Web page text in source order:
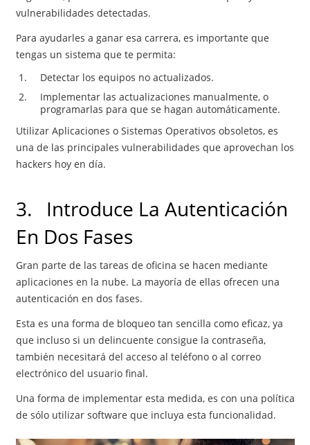
vulnerabilidades detectadas.
Para ayudarles a ganar esa carrera, es importante que
tengas un sistema que te permita:
Detectar los equipos no actualizados.
Implementar las actualizaciones manualmente, o
programarlas para que se hagan automáticamente.
Utilizar Aplicaciones o Sistemas Operativos obsoletos, es
una de las principales vulnerabilidades que aprovechan los
hackers hoy en día.
3. Introduce La Autenticación
En Dos Fases
Gran parte de las tareas de oficina se hacen mediante
aplicaciones en la nube. La mayoría de ellas ofrecen una
autenticación en dos fases.
Esta es una forma de bloqueo tan sencilla como eficaz, ya
que incluso si un delincuente consigue la contraseña,
también necesitará del acceso al teléfono o al correo
electrónico del usuario final.
Una forma de implementar esta medida, es con una política
de sólo utilizar software que incluya esta funcionalidad.